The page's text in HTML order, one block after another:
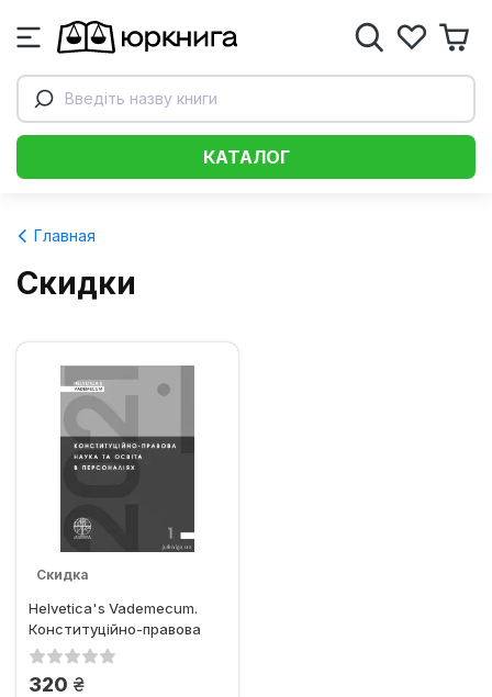
Введіть назву книги
КАТАЛОГ
Главная
Скидки
Скидка
Helvetica's Vademecum.
Конституційно-правова
наука та освіта в
320 грн.